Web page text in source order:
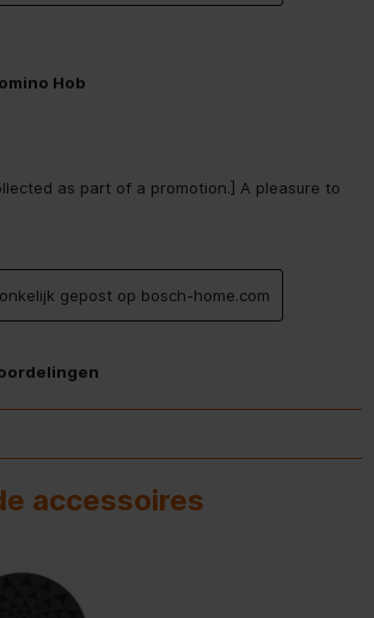
kookplaat/zone
facet voor+achter,
zijprofielen
Hob
as part of a promotion.] A pleasure to
gepost op bosch-home.com
accessoires